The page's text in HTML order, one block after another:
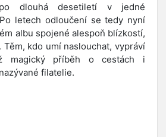
dlouhá desetiletí v jedné
letech odloučení se tedy nyní
albu spojené alespoň blízkostí,
Těm, kdo umí naslouchat, vypráví
magický příběh o cestách i
filatelie.